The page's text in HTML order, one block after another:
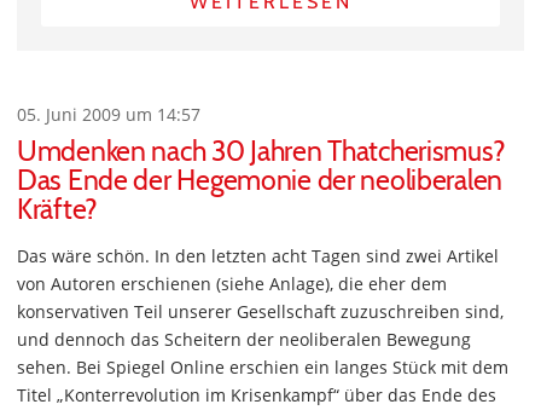
05. Juni 2009 um 14:57
Umdenken nach 30 Jahren Thatcherismus?
Das Ende der Hegemonie der neoliberalen
Kräfte?
Das wäre schön. In den letzten acht Tagen sind zwei Artikel
von Autoren erschienen (siehe Anlage), die eher dem
konservativen Teil unserer Gesellschaft zuzuschreiben sind,
und dennoch das Scheitern der neoliberalen Bewegung
sehen. Bei Spiegel Online erschien ein langes Stück mit dem
Titel „Konterrevolution im Krisenkampf“ über das Ende des